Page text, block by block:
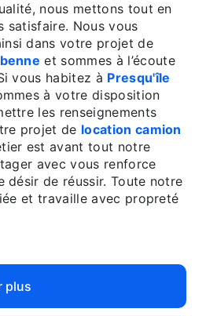
nous mettons tout en
satisfaire. Nous vous
dans votre projet de
et sommes à l’écoute
vous habitez à Presqu'île
à votre disposition
les renseignements
projet de location camion
est avant tout notre
avec vous renforce
désir de réussir. Toute notre
et travaille avec propreté
plus